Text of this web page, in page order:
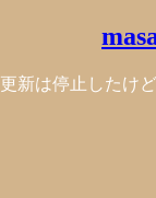
更新は停止したけ